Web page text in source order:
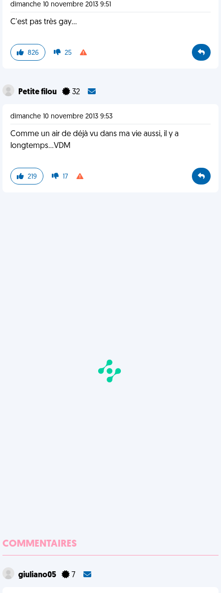
dimanche 10 novembre 2013 9:51
C'est pas très gay...
826 25
Petite filou 32
dimanche 10 novembre 2013 9:53
Comme un air de déjà vu dans ma vie aussi, il y a
longtemps...VDM
219 17
COMMENTAIRES
giuliano05 7